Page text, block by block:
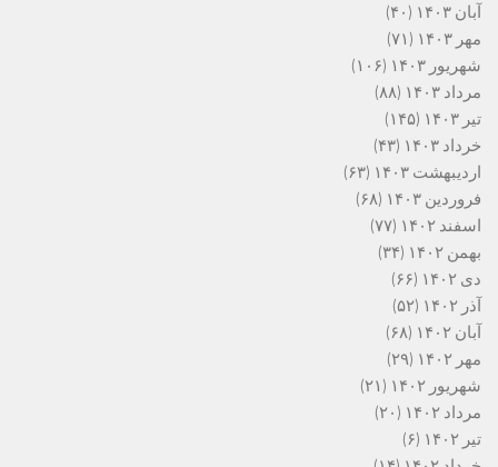
آبان ۱۴۰۳
(۴۰)
مهر ۱۴۰۳
(۷۱)
شهریور ۱۴۰۳
(۱۰۶)
مرداد ۱۴۰۳
(۸۸)
تیر ۱۴۰۳
(۱۴۵)
خرداد ۱۴۰۳
(۴۳)
اردیبهشت ۱۴۰۳
(۶۳)
فروردین ۱۴۰۳
(۶۸)
اسفند ۱۴۰۲
(۷۷)
بهمن ۱۴۰۲
(۳۴)
دی ۱۴۰۲
(۶۶)
آذر ۱۴۰۲
(۵۲)
آبان ۱۴۰۲
(۶۸)
مهر ۱۴۰۲
(۲۹)
شهریور ۱۴۰۲
(۲۱)
مرداد ۱۴۰۲
(۲۰)
تیر ۱۴۰۲
(۶)